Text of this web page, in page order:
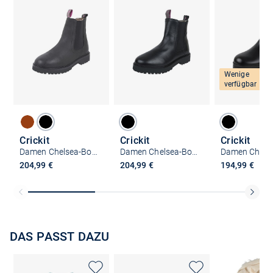
Crickit
204,99 €
Crickit
204,99 €
Wenige
verfügbar
Crickit
194,99 €
DAS PASST DAZU